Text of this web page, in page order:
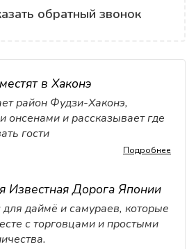
обратный звонок
в Хаконэ
район Фудзи-Хаконэ,
онсенами и рассказывает где
гости
Подробнее
Известная Дорога Японии
для даймё и самураев, которые
с торговцами и простыми